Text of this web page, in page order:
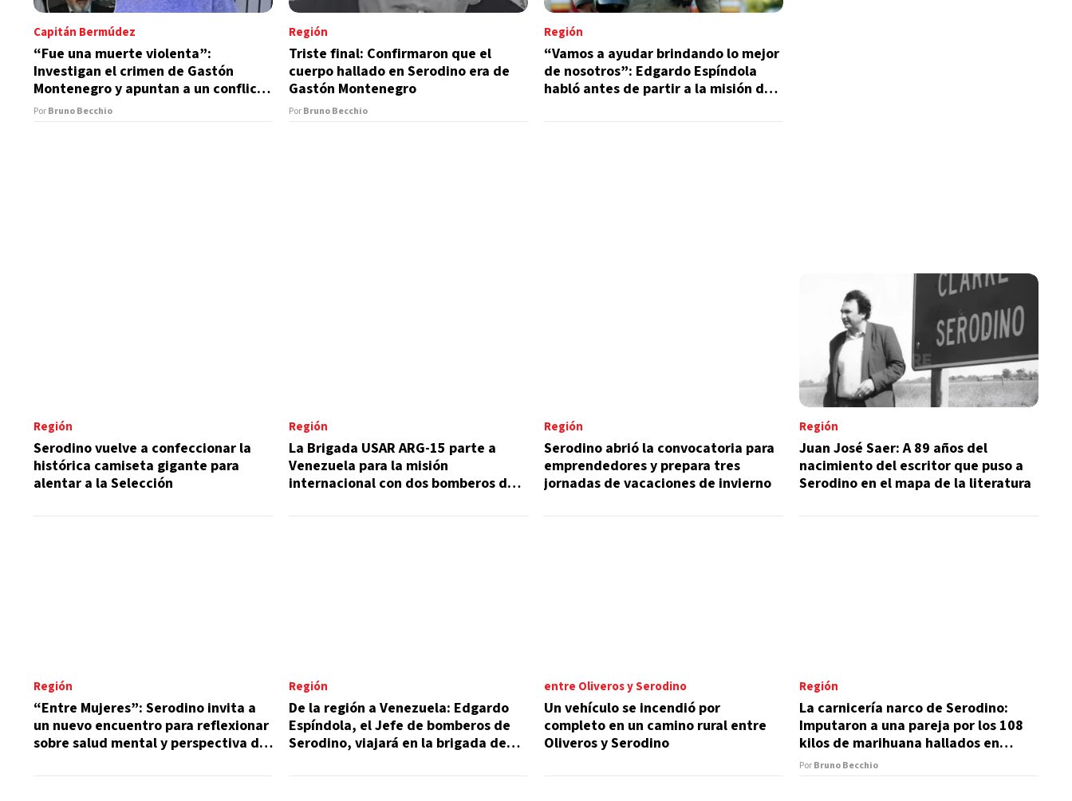
Capitán Bermúdez
“Fue una muerte violenta”:
Investigan el crimen de Gastón
Montenegro y apuntan a un conflicto
por drogas
PorBruno Becchio
Región
Triste final: Confirmaron que el
cuerpo hallado en Serodino era de
Gastón Montenegro
PorBruno Becchio
Región
“Vamos a ayudar brindando lo mejor
de nosotros”: Edgardo Espíndola
habló antes de partir a la misión de
Región
Serodino vuelve a confeccionar la
histórica camiseta gigante para
alentar a la Selección
Región
La Brigada USAR ARG-15 parte a
Venezuela para la misión
internacional con dos bomberos de
Región
Serodino abrió la convocatoria para
emprendedores y prepara tres
jornadas de vacaciones de invierno
Región
Juan José Saer: A 89 años del
nacimiento del escritor que puso a
Serodino en el mapa de la literatura
Región
“Entre Mujeres”: Serodino invita a
un nuevo encuentro para reflexionar
sobre salud mental y perspectiva de
Región
De la región a Venezuela: Edgardo
Espíndola, el Jefe de bomberos de
Serodino, viajará en la brigada de
entre Oliveros y Serodino
Un vehículo se incendió por
completo en un camino rural entre
Oliveros y Serodino
Región
La carnicería narco de Serodino:
Imputaron a una pareja por los 108
kilos de marihuana hallados en
freezers
PorBruno Becchio